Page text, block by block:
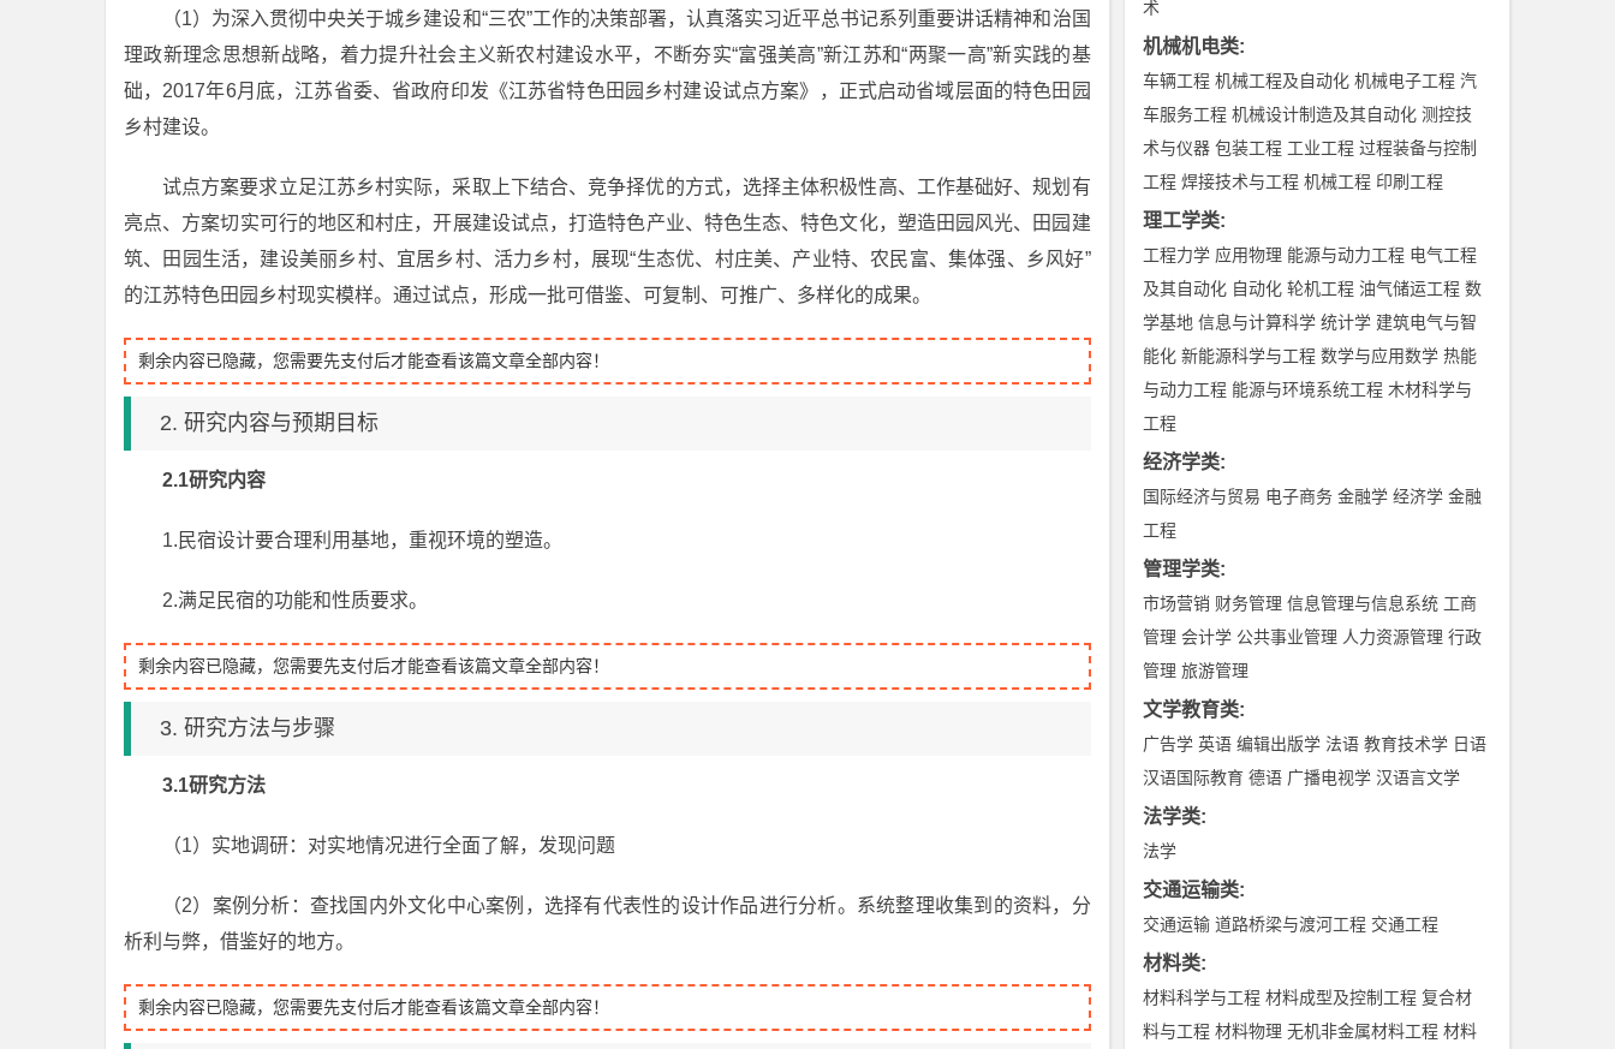
（1）为深入贯彻中央关于城乡建设和“三农”工作的决策部署，认真落实习近平总书记系列重要讲话精神和治国
理政新理念思想新战略，着力提升社会主义新农村建设水平，不断夯实“富强美高”新江苏和“两聚一高”新实践的基
础，2017年6月底，江苏省委、省政府印发《江苏省特色田园乡村建设试点方案》，正式启动省域层面的特色田园
乡村建设。
试点方案要求立足江苏乡村实际，采取上下结合、竞争择优的方式，选择主体积极性高、工作基础好、规划有
亮点、方案切实可行的地区和村庄，开展建设试点，打造特色产业、特色生态、特色文化，塑造田园风光、田园建
筑、田园生活，建设美丽乡村、宜居乡村、活力乡村，展现“生态优、村庄美、产业特、农民富、集体强、乡风好”
的江苏特色田园乡村现实模样。通过试点，形成一批可借鉴、可复制、可推广、多样化的成果。
剩余内容已隐藏，您需要先支付后才能查看该篇文章全部内容！
2. 研究内容与预期目标
2.1研究内容
1.民宿设计要合理利用基地，重视环境的塑造。
2.满足民宿的功能和性质要求。
剩余内容已隐藏，您需要先支付后才能查看该篇文章全部内容！
3. 研究方法与步骤
3.1研究方法
（1）实地调研：对实地情况进行全面了解，发现问题
（2）案例分析：查找国内外文化中心案例，选择有代表性的设计作品进行分析。系统整理收集到的资料，分
析利与弊，借鉴好的地方。
剩余内容已隐藏，您需要先支付后才能查看该篇文章全部内容！
术
机械机电类:
车辆工程 机械工程及自动化 机械电子工程 汽
车服务工程 机械设计制造及其自动化 测控技
术与仪器 包装工程 工业工程 过程装备与控制
工程 焊接技术与工程 机械工程 印刷工程
理工学类:
工程力学 应用物理 能源与动力工程 电气工程
及其自动化 自动化 轮机工程 油气储运工程 数
学基地 信息与计算科学 统计学 建筑电气与智
能化 新能源科学与工程 数学与应用数学 热能
与动力工程 能源与环境系统工程 木材科学与
工程
经济学类:
国际经济与贸易 电子商务 金融学 经济学 金融
工程
管理学类:
市场营销 财务管理 信息管理与信息系统 工商
管理 会计学 公共事业管理 人力资源管理 行政
管理 旅游管理
文学教育类:
广告学 英语 编辑出版学 法语 教育技术学 日语
汉语国际教育 德语 广播电视学 汉语言文学
法学类:
法学
交通运输类:
交通运输 道路桥梁与渡河工程 交通工程
材料类:
材料科学与工程 材料成型及控制工程 复合材
料与工程 材料物理 无机非金属材料工程 材料